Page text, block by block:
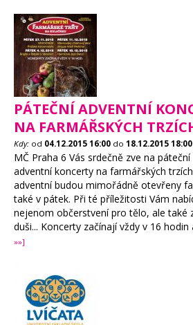
PÁTEČNÍ ADVENTNÍ
NA FARMÁŘSKÝCH
Kdy: od 04.12.2015 16:00 do 18.12.2015 18:00
MČ Praha 6 Vás srdečně zve na
adventní koncerty na farmářských
adventní budou mimořádně otevřeny
také v pátek. Při té příležitosti Vám
nejenom občerstvení pro tělo, ale také
duši... Koncerty začínají vždy v 16 hodin
»»]